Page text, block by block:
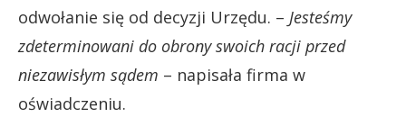
odwołanie się od decyzji Urzędu. – Jesteśmy
zdeterminowani do obrony swoich racji przed
niezawisłym sądem – napisała firma w
oświadczeniu.